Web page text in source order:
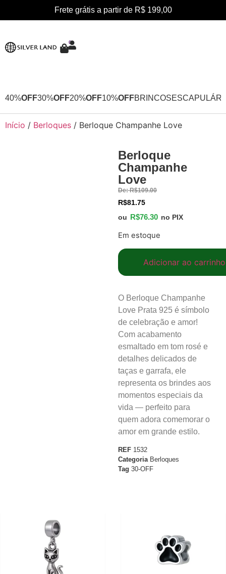
Frete grátis a partir de R$ 199,00
0
40%OFF30%OFF20%OFF10%OFFBRINCOS
Início / Berloques / Berloque Champanhe Love
Berloque
Champanhe
Love
De:R$109.00
R$81.75
ou R$76.30 no PIX
Em estoque
Adicionar ao carrinho
O Berloque Champanhe
Love Prata 925 é símbolo
de celebração e amor!
Com acabamento
esmaltado em tom rosé e
detalhes delicados de
taças e garrafa, ele
representa os brindes aos
momentos especiais da
vida — perfeito para
quem adora comemorar o
amor em grande estilo.
REF 1532
Categoria Berloques
Tag 30-OFF